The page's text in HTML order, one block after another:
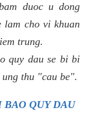
duoc u dong
lam cho vi khuan
trung.
quy dau se bi bi
thu "cau be".
QUY DAU